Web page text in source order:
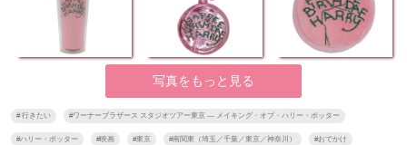
写真をもっと見る
#行きたい #ワーナーブラザース スタジオツアー東京 ― メイキング・オブ・ハリー・ポッター
#ハリー・ポッター #映画 #東京 #南関東（埼玉／千葉／東京／神奈川） #おでかけ